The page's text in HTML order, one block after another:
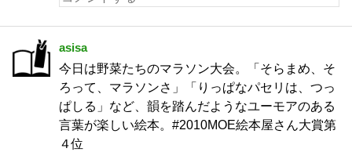
asisa
今日は野菜たちのマラソン大会。「そらまめ、そ
ろって、マラソンさ」「りっぱなパセリは、つっ
ぱしる」など、韻を踏んだようなユーモアのある
言葉が楽しい絵本。#2010MOE絵本屋さん大賞第
４位